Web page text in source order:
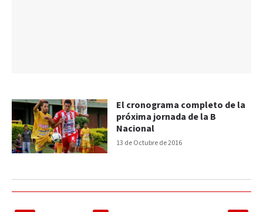
13 de Octubre de 2016
El cronograma completo de la
próxima jornada de la B
Nacional